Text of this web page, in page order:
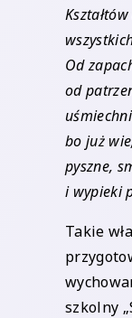
Od
od
bo już
pyszne,
i wypieki
Takie
szkolny